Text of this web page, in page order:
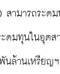
สามารถระด
ดมทุนในอุตส
นล้านเหรียญฯ